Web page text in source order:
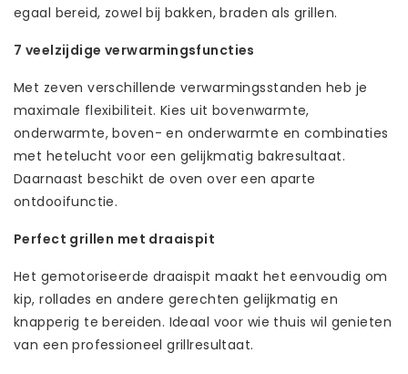
egaal bereid, zowel bij bakken, braden als grillen.
7 veelzijdige verwarmingsfuncties
Met zeven verschillende verwarmingsstanden heb je
maximale flexibiliteit. Kies uit bovenwarmte,
onderwarmte, boven- en onderwarmte en combinaties
met hetelucht voor een gelijkmatig bakresultaat.
Daarnaast beschikt de oven over een aparte
ontdooifunctie.
Perfect grillen met draaispit
Het gemotoriseerde draaispit maakt het eenvoudig om
kip, rollades en andere gerechten gelijkmatig en
knapperig te bereiden. Ideaal voor wie thuis wil genieten
van een professioneel grillresultaat.